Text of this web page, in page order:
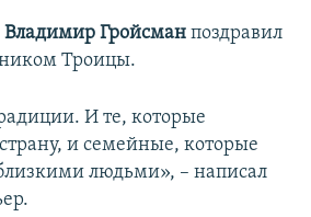
Владимир Гройсман поздравил
Троицы.
И те, которые
и семейные, которые
людьми», – написал